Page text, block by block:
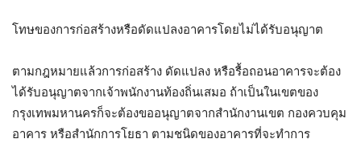
โทษของการก่อสร้างหรือดัดแปลงอาคารโดยไม่ได้รับอนุญาต
ตามกฎหมายแล้วการก่อสร้าง ดัดแปลง หรือรื้อถอนอาคารจะต้อง
ได้รับอนุญาตจากเจ้าพนักงานท้องถิ่นเสมอ ถ้าเป็นในเขตของ
กรุงเทพมหานครก็จะต้องขออนุญาตจากสำนักงานเขต กองควบคุม
อาคาร หรือสำนักการโยธา ตามชนิดของอาคารที่จะทำการ